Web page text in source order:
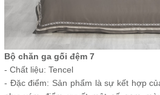
Bộ chăn ga gối đệm 7
- Chất liệu: Tencel
- Đặc điểm: Sản phẩm là sự kết hợp